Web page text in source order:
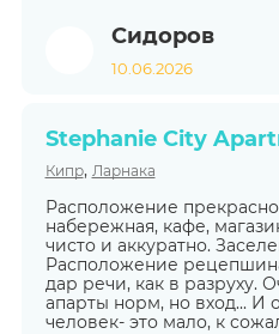
Сидоров
10.06.2026
Stephanie City
Кипр, Ларнака
Расположение
набережная, кафе,
чисто и аккуратно.
Расположение
дар речи, как в разруху.
апарты норм, но вход... И
человек- это мало, к